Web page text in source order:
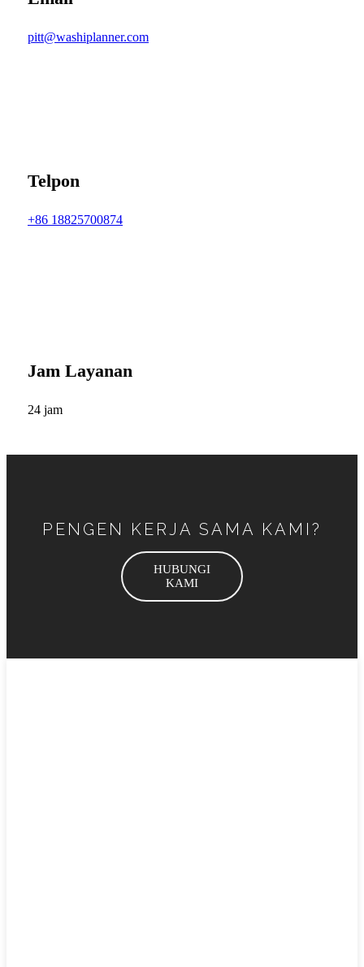
pitt@washiplanner.com
Telpon
+86 18825700874
Jam Layanan
24 jam
PENGEN KERJA SAMA KAMI?
HUBUNGI
KAMI